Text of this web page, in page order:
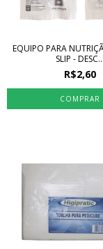
EQUIPO PARA
SLIP - DESC...
R$2,60